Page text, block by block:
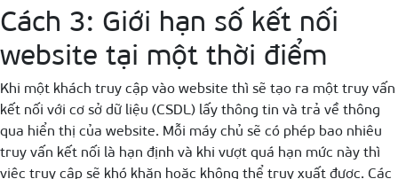
Cách 3: Giới hạn số kết nối
website tại một thời điểm
Khi một khách truy cập vào website thì sẽ tạo ra một truy vấn
kết nối với cơ sở dữ liệu (CSDL) lấy thông tin và trả về thông
qua hiển thị của website. Mỗi máy chủ sẽ có phép bao nhiêu
truy vấn kết nối là hạn định và khi vượt quá hạn mức này thì
việc truy cập sẽ khó khăn hoặc không thể truy xuất được. Các